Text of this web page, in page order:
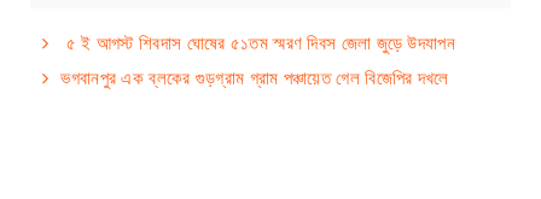
৫ ই আগস্ট শিবদাস ঘোষের ৫১তম স্মরণ দিবস জেলা জুড়ে উদযাপন
ভগবানপুর এক ব্লকের গুড়গ্রাম গ্রাম পঞ্চায়েত গেল বিজেপির দখলে